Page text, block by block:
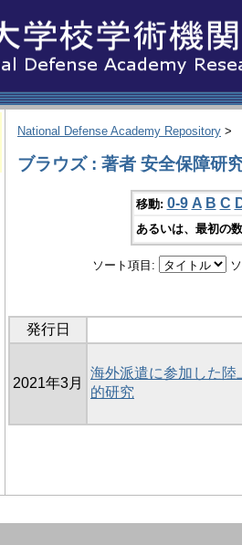
National Defense Academy Repository >
ブラウズ : 著者 安全保障研
移動: 0-9 A B C
あるいは、最初の
ソート項目:
発行日
2021年3月
海外派遣に参加した
的研究